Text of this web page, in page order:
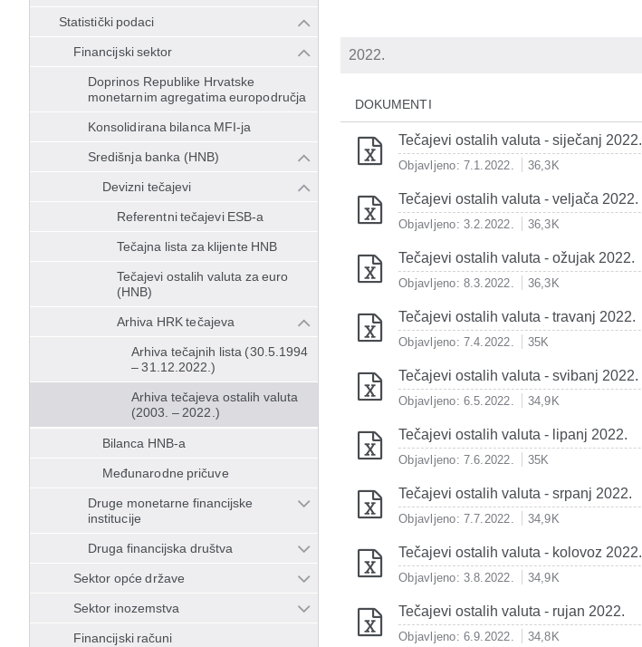
Statistički podaci
Financijski sektor
Doprinos Republike Hrvatske
monetarnim agregatima europodručja
Konsolidirana bilanca MFI-ja
Središnja banka (HNB)
Devizni tečajevi
Referentni tečajevi ESB-a
Tečajna lista za klijente HNB
Tečajevi ostalih valuta za euro
(HNB)
Arhiva HRK tečajeva
Arhiva tečajnih lista (30.5.1994
– 31.12.2022.)
Arhiva tečajeva ostalih valuta
(2003. – 2022.)
Bilanca HNB-a
Međunarodne pričuve
Druge monetarne financijske
institucije
Druga financijska društva
Sektor opće države
Sektor inozemstva
Financijski računi
DOKUMENTI
Tečajevi ostalih valuta - siječanj 2022.
Objavljeno: 7.1.2022. 36,3K
Tečajevi ostalih valuta - veljača 2022.
Objavljeno: 3.2.2022. 36,3K
Tečajevi ostalih valuta - ožujak 2022.
Objavljeno: 8.3.2022. 36,3K
Tečajevi ostalih valuta - travanj 2022.
Objavljeno: 7.4.2022. 35K
Tečajevi ostalih valuta - svibanj 2022.
Objavljeno: 6.5.2022. 34,9K
Tečajevi ostalih valuta - lipanj 2022.
Objavljeno: 7.6.2022. 35K
Tečajevi ostalih valuta - srpanj 2022.
Objavljeno: 7.7.2022. 34,9K
Tečajevi ostalih valuta - kolovoz 2022.
Objavljeno: 3.8.2022. 34,9K
Tečajevi ostalih valuta - rujan 2022.
Objavljeno: 6.9.2022. 34,8K